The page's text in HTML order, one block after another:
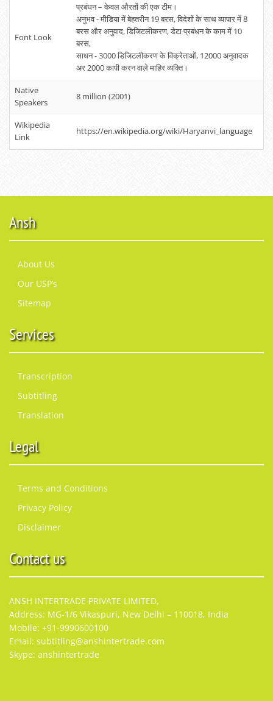
Font Look
प्रबंधन – केवल औरतों की एक टीम।
अनुभव - मीडिया में बेहतरीन 19 बरस, विदेशों के साथ व्यापार में 8
बरस और अनुवाद, डिजिटलीकरण, डेटा प्रबंधन के काम में 10
बरस,
साधन - 3000 डिजिटलीकरण के विक्रेताओं, 12000 अनुवादक
अर 2000 कापी करन वाले माहिर व्‍यक्ति।
Native
Speakers
8 million (2001)
Wikipedia
Link
https://en.wikipedia.org/wiki/Haryanvi_language
Ansh
About Us
Our USP’s
Sitemap
Services
Transcription
Subtitling
Translation
Legal
Terms and Conditions
Privacy Policy
Disclaimer
Contact us
ANSH INTERTRADE PRIVATE LIMITED,
Address: MG-1/6 Vikaspuri, New Delhi – 110018, India
Mobile: +91-9990600100
Email: subtitling@anshintertrade.com
Skype: anshintertrade